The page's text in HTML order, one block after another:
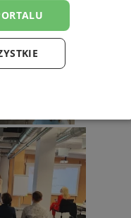
Targetowanie